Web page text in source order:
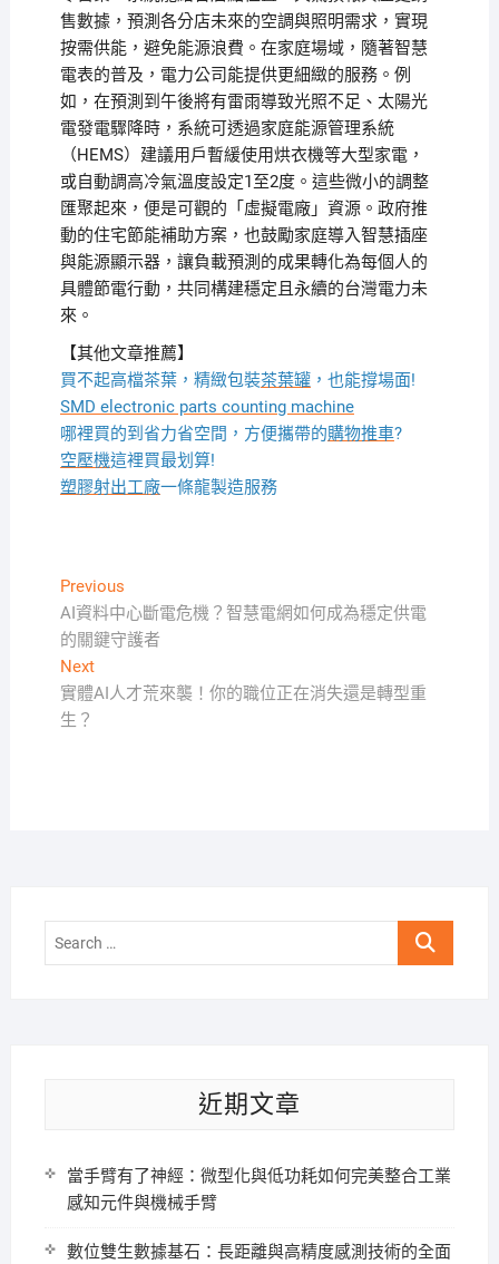
售數據，預測各分店未來的空調與照明需求，實現
按需供能，避免能源浪費。在家庭場域，隨著智慧
電表的普及，電力公司能提供更細緻的服務。例
如，在預測到午後將有雷雨導致光照不足、太陽光
電發電驟降時，系統可透過家庭能源管理系統
（HEMS）建議用戶暫緩使用烘衣機等大型家電，
或自動調高冷氣溫度設定1至2度。這些微小的調整
匯聚起來，便是可觀的「虛擬電廠」資源。政府推
動的住宅節能補助方案，也鼓勵家庭導入智慧插座
與能源顯示器，讓負載預測的成果轉化為每個人的
具體節電行動，共同構建穩定且永續的台灣電力未
來。
【其他文章推薦】
買不起高檔茶葉，精緻包裝茶葉罐，也能撐場面!
SMD electronic parts counting machine
哪裡買的到省力省空間，方便攜帶的購物推車?
空壓機這裡買最划算!
塑膠射出工廠一條龍製造服務
文
章
導
覽
PreviousPrevious
post:
AI資料中心斷電危機？智慧電網如何成為穩定供電
的關鍵守護者
NextNext
post:
實體AI人才荒來襲！你的職位正在消失還是轉型重
生？
Search
近期文章
當手臂有了神經：微型化與低功耗如何完美整合工業
感知元件與機械手臂
數位雙生數據基石：長距離與高精度感測技術的全面